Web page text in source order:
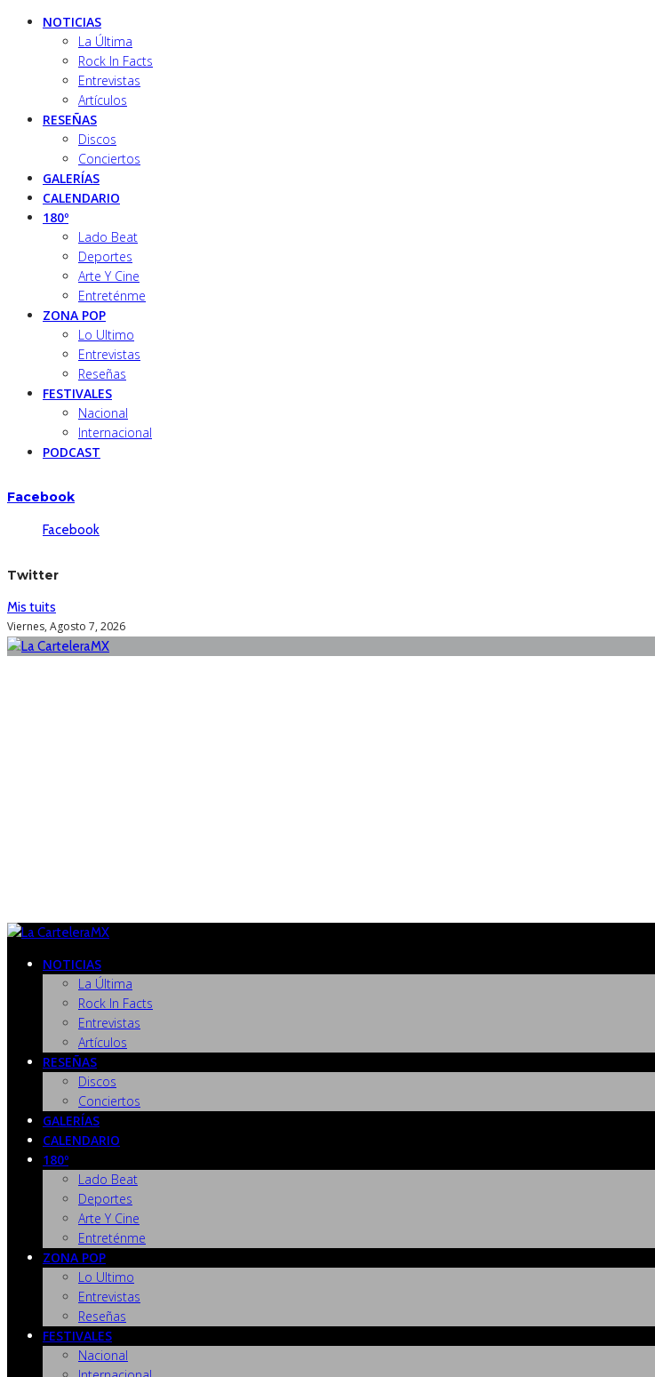
NOTICIAS
La Última
Rock In Facts
Entrevistas
Artículos
RESEÑAS
Discos
Conciertos
GALERÍAS
CALENDARIO
180º
Lado Beat
Deportes
Arte Y Cine
Entreténme
ZONA POP
Lo Ultimo
Entrevistas
Reseñas
FESTIVALES
Nacional
Internacional
PODCAST
Facebook
Facebook
Twitter
Mis tuits
Viernes, Agosto 7, 2026
NOTICIAS
La Última
Rock In Facts
Entrevistas
Artículos
RESEÑAS
Discos
Conciertos
GALERÍAS
CALENDARIO
180º
Lado Beat
Deportes
Arte Y Cine
Entreténme
ZONA POP
Lo Ultimo
Entrevistas
Reseñas
FESTIVALES
Nacional